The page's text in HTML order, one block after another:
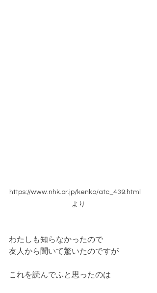
https://www.nhk.or.jp/kenko/atc_439.html
より
わたしも知らなかったので
友人から聞いて驚いたのですが
これを読んでふと思ったのは